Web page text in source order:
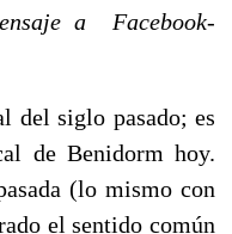
a Facebook-
del siglo pasado; es
de Benidorm hoy.
(lo mismo con
el sentido común